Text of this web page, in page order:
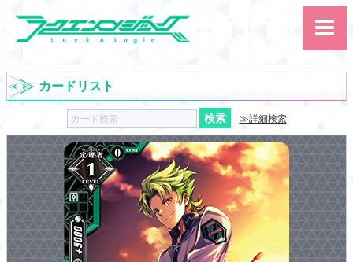
サイト内検索
カード ルール
講習会
その他
カードリスト
≫詳細検索